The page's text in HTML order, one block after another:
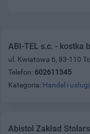
ABI-TEL s.c. - kostka
ul. Kwiatowa 6, 83-110
Telefon: 602611345
Kategoria: Handel i usługi
Abistol Zakład